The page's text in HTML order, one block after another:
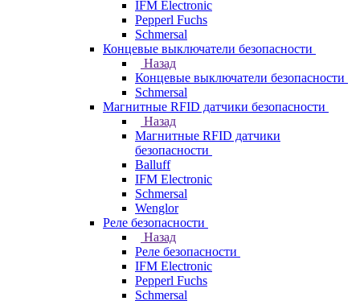
IFM Electronic
Pepperl Fuchs
Schmersal
Концевые выключатели безопасности
Назад
Концевые выключатели безопасности
Schmersal
Магнитные RFID датчики безопасности
Назад
Магнитные RFID датчики
безопасности
Balluff
IFM Electronic
Schmersal
Wenglor
Реле безопасности
Назад
Реле безопасности
IFM Electronic
Pepperl Fuchs
Schmersal